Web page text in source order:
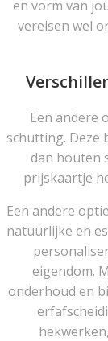
en vorm van
vereisen wel
Een andere
schutting. Deze
dan houten
prijskaartje
Een andere
natuurlijke en
eigendom.
onderhoud en